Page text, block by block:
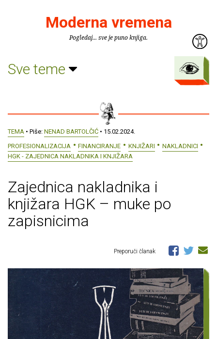
Moderna vremena
Pogledaj... sve je puno knjiga.
Sve teme
TEMA • Piše: NENAD BARTOLČIĆ • 15.02.2024.
PROFESIONALIZACIJA
FINANCIRANJE KNJIŽARI
NAKLADNICI
HGK - ZAJEDNICA NAKLADNIKA I KNJIŽARA
Zajednica nakladnika i
knjižara HGK – muke po
zapisnicima
Preporuči članak